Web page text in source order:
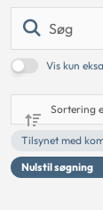
Vis kun
Tilsynet med
Nulstil søgning